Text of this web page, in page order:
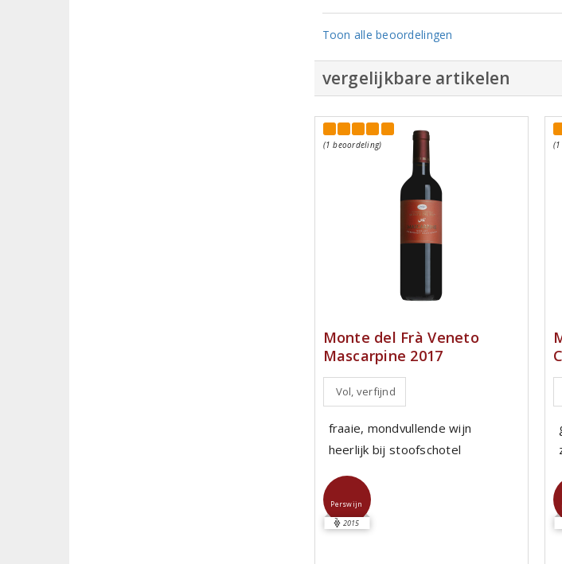
Toon alle beoordelingen
vergelijkbare artikelen
(1 beoordeling)
Monte del Frà Veneto
Mascarpine 2017
Vol, verfijnd
fraaie, mondvullende wijn
heerlijk bij stoofschotel
Perswijn
2015